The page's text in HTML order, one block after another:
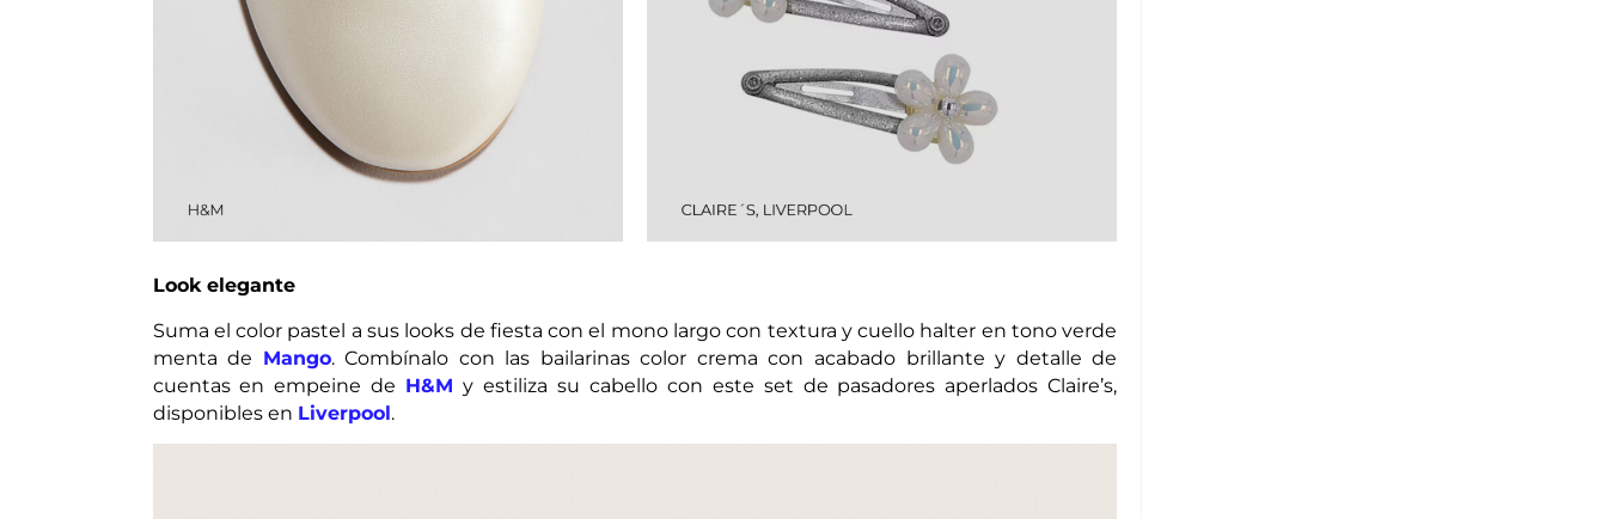
Look elegante
Suma el color pastel a sus looks de fiesta con el mono largo con textura y cuello halter en tono verde
menta de Mango. Combínalo con las bailarinas color crema con acabado brillante y detalle de
cuentas en empeine de H&M y estiliza su cabello con este set de pasadores aperlados Claire’s,
disponibles en Liverpool.